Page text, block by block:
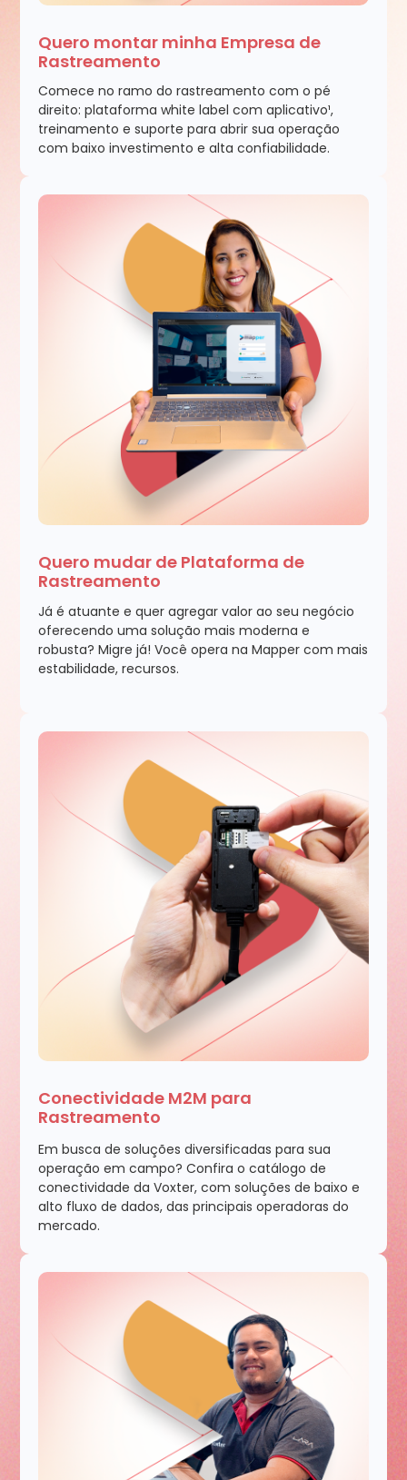
Quero montar minha Empresa de
Rastreamento
Comece no ramo do rastreamento com o pé
direito: plataforma white label com aplicativo¹,
treinamento e suporte para abrir sua operação
com baixo investimento e alta confiabilidade.
Quero mudar de Plataforma de
Rastreamento
Já é atuante e quer agregar valor ao seu negócio
oferecendo uma solução mais moderna e
robusta? Migre já! Você opera na Mapper com mais
estabilidade, recursos.
Conectividade M2M para
Rastreamento
Em busca de soluções diversificadas para sua
operação em campo? Confira o catálogo de
conectividade da Voxter, com soluções de baixo e
alto fluxo de dados, das principais operadoras do
mercado.